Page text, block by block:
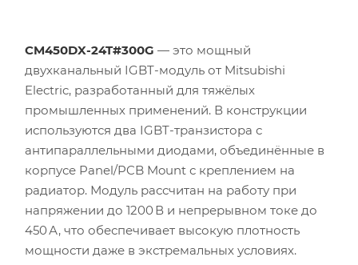
CM450DX-24T#300G — это мощный
двухканальный IGBT-модуль от Mitsubishi
Electric, разработанный для тяжёлых
промышленных применений. В конструкции
используются два IGBT-транзистора с
антипараллельными диодами, объединённые в
корпусе Panel/PCB Mount с креплением на
радиатор. Модуль рассчитан на работу при
напряжении до 1200 В и непрерывном токе до
450 А, что обеспечивает высокую плотность
мощности даже в экстремальных условиях.